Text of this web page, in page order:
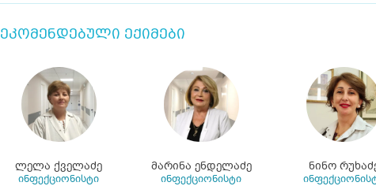
ექიმები
ლელა ქველაძე
ინფექციონისტი
მარინა ენდელაძე
ინფექციონისტი
ნინო